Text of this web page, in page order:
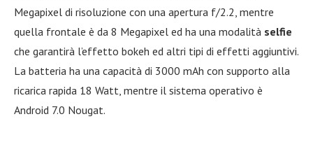
Megapixel di risoluzione con una apertura f/2.2, mentre
quella frontale è da 8 Megapixel ed ha una modalità selfie
che garantirà l’effetto bokeh ed altri tipi di effetti aggiuntivi.
La batteria ha una capacità di 3000 mAh con supporto alla
ricarica rapida 18 Watt, mentre il sistema operativo è
Android 7.0 Nougat.